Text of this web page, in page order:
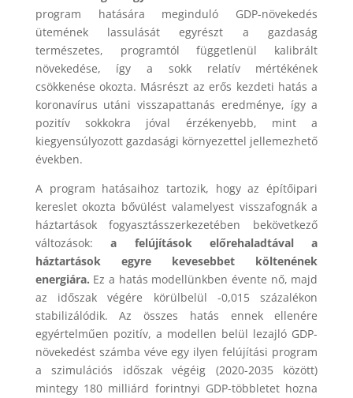
program hatására meginduló GDP-növekedés
ütemének lassulását egyrészt a gazdaság
természetes, programtól függetlenül kalibrált
növekedése, így a sokk relatív mértékének
csökkenése okozta. Másrészt az erős kezdeti hatás a
koronavírus utáni visszapattanás eredménye, így a
pozitív sokkokra jóval érzékenyebb, mint a
kiegyensúlyozott gazdasági környezettel jellemezhető
években.
A program hatásaihoz tartozik, hogy az építőipari
kereslet okozta bővülést valamelyest visszafognák a
háztartások fogyasztásszerkezetében bekövetkező
változások:a felújítások előrehaladtával a
háztartások egyre kevesebbet költenének
energiára. Ez a hatás modellünkben évente nő, majd
az időszak végére körülbelül -0,015 százalékon
stabilizálódik. Az összes hatás ennek ellenére
egyértelműen pozitív, a modellen belül lezajló GDP-
növekedést számba véve egy ilyen felújítási program
a szimulációs időszak végéig (2020-2035 között)
mintegy 180 milliárd forintnyi GDP-többletet hozna